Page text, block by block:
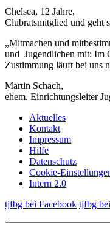
Chelsea, 12 Jahre,
Clubratsmitglied und geht
„Mitmachen und
und Jugendlichen mit: Im
Zustimmung läuft bei uns
Martin Schach,
ehem. Einrichtungsleiter
Aktuelles
Kontakt
Impressum
Hilfe
Datenschutz
Cookie-
Intern 2.0
tjfbg bei Facebook tjfbg